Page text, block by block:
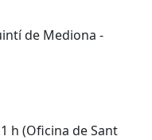
de Mediona -
h (Oficina de Sant